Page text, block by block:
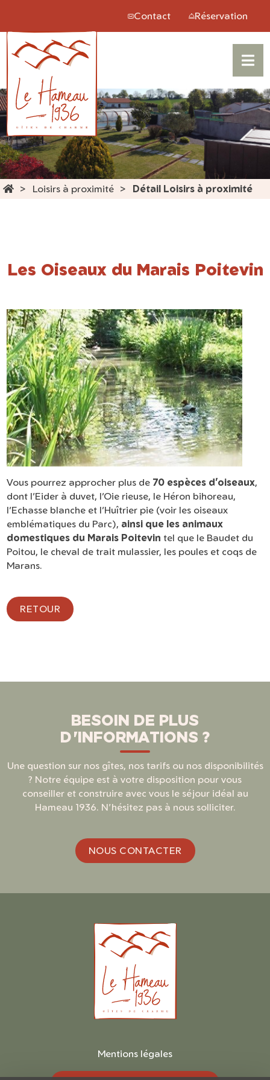
Contact Réservation
Loisirs à proximité Détail Loisirs à proximité
Les Oiseaux du Marais Poitevin
Vous pourrez approcher plus de 70 espèces d’oiseaux,
dont l’Eider à duvet, l’Oie rieuse, le Héron bihoreau,
l’Echasse blanche et l’Huîtrier pie (voir les oiseaux
emblématiques du Parc), ainsi que les animaux
domestiques du Marais Poitevin tel que le Baudet du
Poitou, le cheval de trait mulassier, les poules et coqs de
Marans.
RETOUR
BESOIN DE PLUS
D'INFORMATIONS ?
Une question sur nos gîtes, nos tarifs ou nos disponibilités
? Notre équipe est à votre disposition pour vous
conseiller et construire avec vous le séjour idéal au
Hameau 1936. N'hésitez pas à nous solliciter.
NOUS CONTACTER
Mentions légales